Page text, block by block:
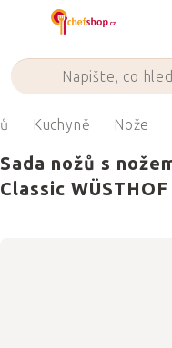
Kuchyně Nože
Sada nožů s
Classic WÜSTHOF